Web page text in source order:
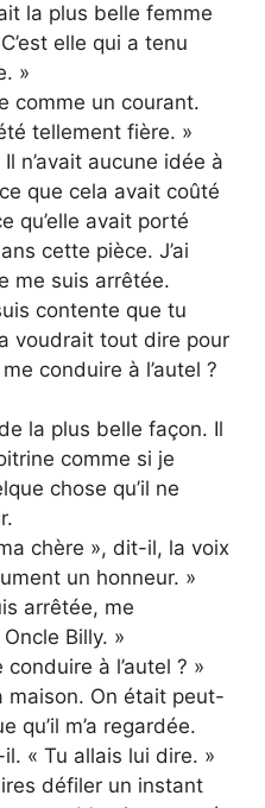
la plus belle femme
elle qui a tenu
»
comme un courant.
tellement fière. »
n’avait aucune idée à
que cela avait coûté
qu’elle avait porté
cette pièce. J’ai
me suis arrêtée.
contente que tu
voudrait tout dire pour
conduire à l’autel ?
la plus belle façon. Il
comme si je
chose qu’il ne
chère », dit-il, la voix
un honneur. »
arrêtée, me
Billy. »
à l’autel ? »
maison. On était peut-
qu’il m’a regardée.
« Tu allais lui dire. »
défiler un instant